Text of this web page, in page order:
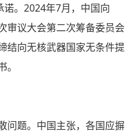
。2024年7月，中国向
审议大会第二次筹备委员会
结向无核武器国家无条件提
问题。中国主张，各国应摒